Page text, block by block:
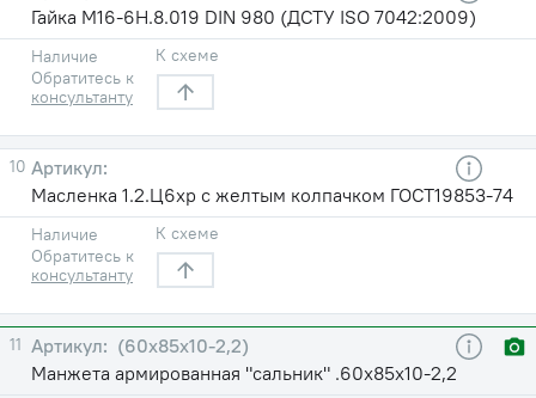
Гайка М16-6H.8.019 DIN 980 (ДСТУ ISO 7042:2009)
Наличие
Обратитесь к
консультанту
К схеме
10
Масленка 1.2.Ц6хр с желтым колпачком ГОСТ19853-74
Наличие
Обратитесь к
консультанту
К схеме
11
(60х85х10-2,2)
Манжета армированная "сальник" .60х85х10-2,2